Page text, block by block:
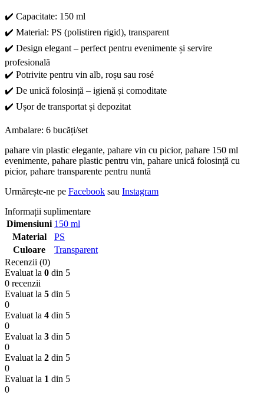
✔️ Capacitate: 150 ml
✔️ Material: PS (polistiren rigid), transparent
✔️ Design elegant – perfect pentru evenimente și servire
profesională
✔️ Potrivite pentru vin alb, roșu sau rosé
✔️ De unică folosință – igienă și comoditate
✔️ Ușor de transportat și depozitat
Ambalare: 6 bucăți/set
pahare vin plastic elegante, pahare vin cu picior, pahare 150 ml
evenimente, pahare plastic pentru vin, pahare unică folosință cu
picior, pahare transparente pentru nuntă
Urmărește-ne pe Facebook sau Instagram
Informații suplimentare
Dimensiuni 150 ml
Material
PS
Culoare
Transparent
Recenzii (0)
Evaluat la 0 din 5
0 recenzii
Evaluat la 5 din 5
0
Evaluat la 4 din 5
0
Evaluat la 3 din 5
0
Evaluat la 2 din 5
0
Evaluat la 1 din 5
0